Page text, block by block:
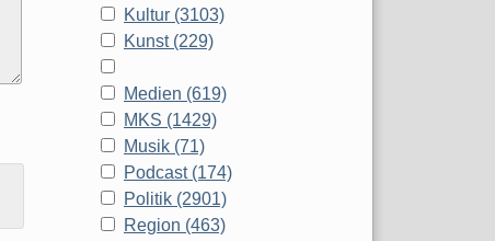
Kultur (3103)
Kunst (229)
Medien (619)
MKS (1429)
Musik (71)
Podcast (174)
Politik (2901)
Region (463)